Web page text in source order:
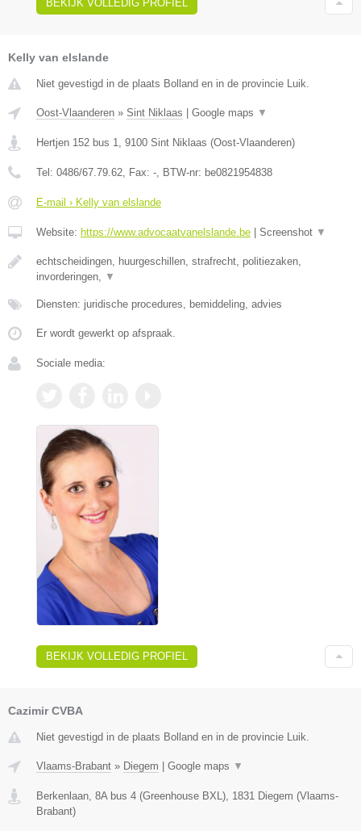
BEKIJK VOLLEDIG PROFIEL
Kelly van elslande
Niet gevestigd in de plaats Bolland en in de provincie Luik.
Oost-Vlaanderen » Sint Niklaas Google maps ▼
Hertjen 152 bus 1 9100 Sint Niklaas (Oost-Vlaanderen)
Tel: 0486/67.79.62 , Fax: - , BTW-nr: be0821954838
E-mail › Kelly van elslande
Website: https://www.advocaatvanelslande.be Screenshot ▼
echtscheidingen, huurgeschillen, strafrecht, politiezaken,
invorderingen,
▼
Diensten: juridische procedures, bemiddeling, advies
Er wordt gewerkt op afspraak.
Sociale media:
BEKIJK VOLLEDIG PROFIEL
Cazimir CVBA
Niet gevestigd in de plaats Bolland en in de provincie Luik.
Vlaams-Brabant » Diegem | Google maps ▼
Berkenlaan, 8A bus 4 (Greenhouse BXL) 1831 Diegem (Vlaams-
Brabant)